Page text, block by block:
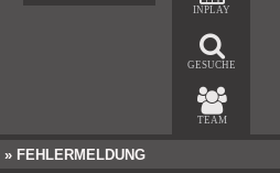
INPLAY
GESUCHE
TEAM
» FEHLERMELDUNG